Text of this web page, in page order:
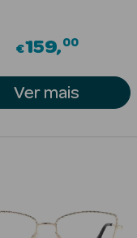
€159 00
Ver mais